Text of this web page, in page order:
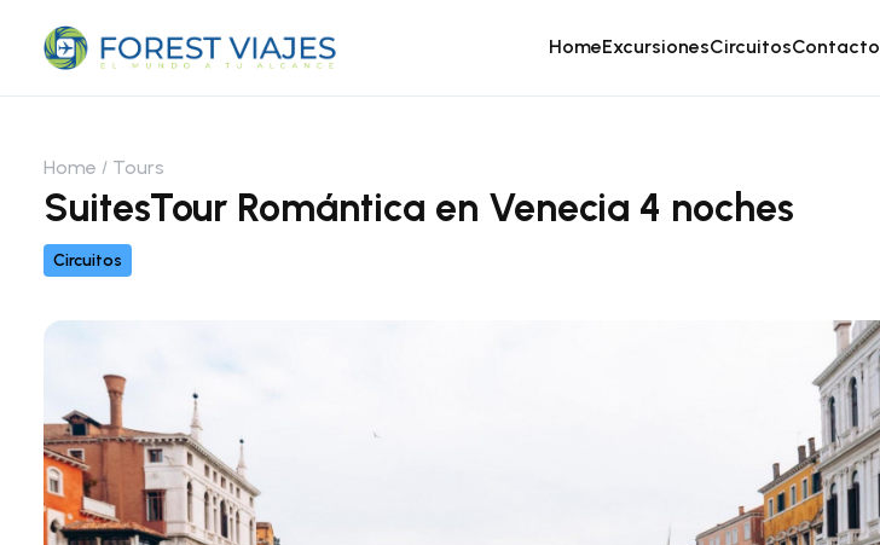
HomeExcursionesCircuitosContacto
Home Tours
SuitesTour Romántica en Venecia 4 noches
Circuitos